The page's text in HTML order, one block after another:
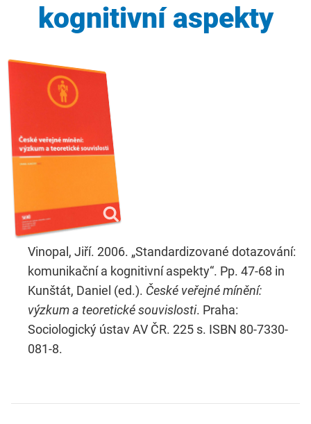
kognitivní aspekty
Vinopal, Jiří. 2006. „Standardizované dotazování:
komunikační a kognitivní aspekty“. Pp. 47-68 in
Kunštát, Daniel (ed.). České veřejné mínění:
výzkum a teoretické souvislosti. Praha:
Sociologický ústav AV ČR. 225 s. ISBN 80-7330-
081-8.